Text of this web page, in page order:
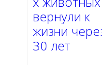
вернули к
жизни
30 лет